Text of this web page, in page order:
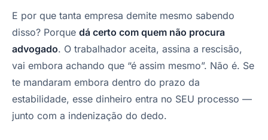
E por que tanta empresa demite mesmo sabendo
disso? Porque dá certo com quem não procura
advogado. O trabalhador aceita, assina a rescisão,
vai embora achando que “é assim mesmo”. Não é. Se
te mandaram embora dentro do prazo da
estabilidade, esse dinheiro entra no SEU processo —
junto com a indenização do dedo.